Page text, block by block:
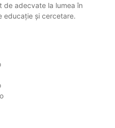
de adecvate la lumea în
educație și cercetare.